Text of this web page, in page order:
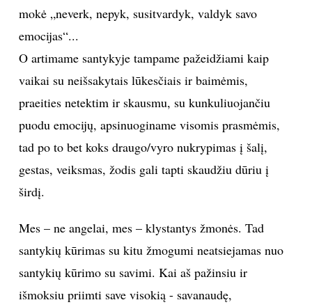
mokė „neverk, nepyk, susitvardyk, valdyk savo
emocijas“...
O artimame santykyje tampame pažeidžiami kaip
vaikai su neišsakytais lūkesčiais ir baimėmis,
praeities netektim ir skausmu, su kunkuliuojančiu
puodu emocijų, apsinuoginame visomis prasmėmis,
tad po to bet koks draugo/vyro nukrypimas į šalį,
gestas, veiksmas, žodis gali tapti skaudžiu dūriu į
širdį.
Mes – ne angelai, mes – klystantys žmonės. Tad
santykių kūrimas su kitu žmogumi neatsiejamas nuo
santykių kūrimo su savimi. Kai aš pažinsiu ir
išmoksiu priimti save visokią - savanaudę,